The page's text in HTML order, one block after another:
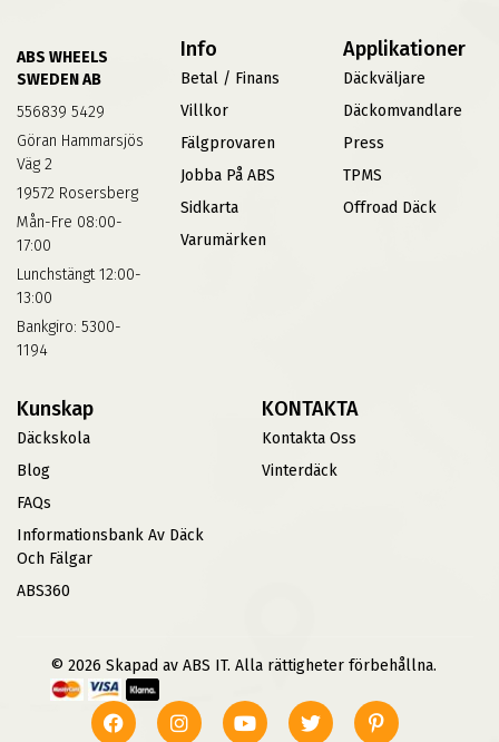
ABS WHEELS
SWEDEN AB
556839 5429
Göran Hammarsjös
Väg 2
19572 Rosersberg
Mån-Fre 08:00-
17:00
Lunchstängt 12:00-
13:00
Bankgiro: 5300-
1194
Info
Betal / Finans
Villkor
Fälgprovaren
Jobba På ABS
Sidkarta
Varumärken
Applikationer
Däckväljare
Däckomvandlare
Press
TPMS
Offroad Däck
Kunskap
Däckskola
Blog
FAQs
Informationsbank Av Däck
Och Fälgar
ABS360
KONTAKTA
Kontakta Oss
Vinterdäck
© 2026 Skapad av ABS IT. Alla rättigheter förbehållna.